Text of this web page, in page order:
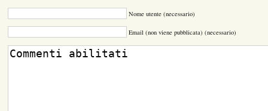
Nome utente (necessario)
Email (non viene pubblicata) (necessario)